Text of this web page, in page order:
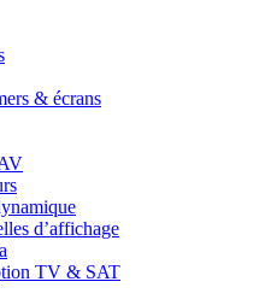
& écrans
d’affichage
TV & SAT